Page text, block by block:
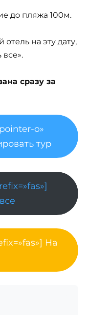
до пляжа 100м.
на эту дату,
сразу за
o»
тур
На